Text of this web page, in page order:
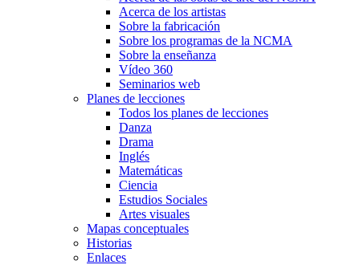
Acerca de los artistas
Sobre la fabricación
Sobre los programas de la NCMA
Sobre la enseñanza
Vídeo 360
Seminarios web
Planes de lecciones
Todos los planes de lecciones
Danza
Drama
Inglés
Matemáticas
Ciencia
Estudios Sociales
Artes visuales
Mapas conceptuales
Historias
Enlaces